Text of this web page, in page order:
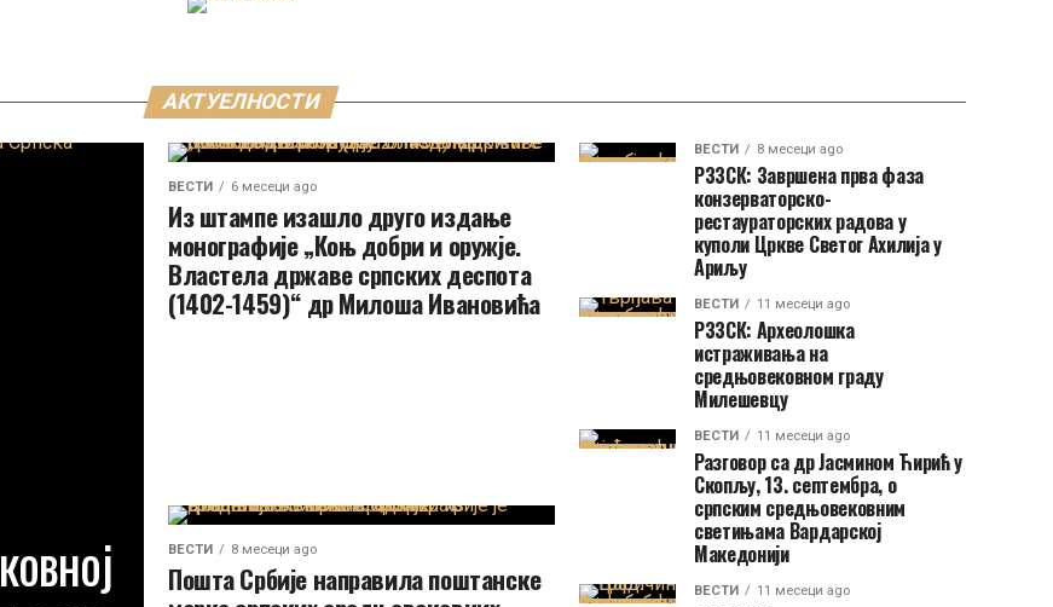
АКТУЕЛНОСТИ
ВЕСТИ 6 месеци ago
Из штампе изашло друго издање
монографије „Коњ добри и оружје.
Властела државе српских деспота
(1402-1459)“ др Милоша Ивановића
ВЕСТИ 8 месеци ago
Пошта Србије направила поштанске
ВЕСТИ 8 месеци ago
РЗЗСК: Завршена прва фаза
конзерваторско-
рестаураторских радова у
куполи Цркве Светог Ахилија у
Ариљу
ВЕСТИ 11 месеци ago
РЗЗСК: Археолошка
истраживања на
средњовековном граду
Милешевцу
ВЕСТИ 11 месеци ago
Разговор са др Јасмином Ћирић у
Скопљу, 13. септембра, о
српским средњовековним
светињама Вардарској
Македонији
ВЕСТИ 11 месеци ago